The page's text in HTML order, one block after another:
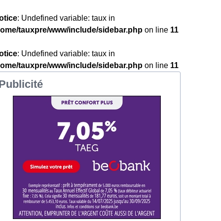
: Undefined variable: taux in
tauxpre/www/include/sidebar.php on line 11
: Undefined variable: taux in
tauxpre/www/include/sidebar.php on line 11